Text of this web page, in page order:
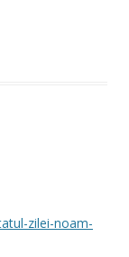
zilei-noam-